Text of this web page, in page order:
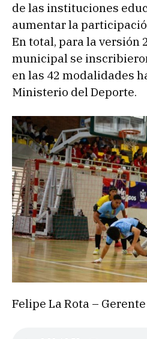
de las instituciones
aumentar la
En total, para la versión
municipal se
en las 42 modalidades
Ministerio del Deporte.
Felipe La Rota –